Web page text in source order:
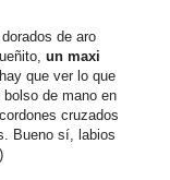
de aro
un maxi
que ver lo que
de mano en
cruzados
Bueno sí, labios